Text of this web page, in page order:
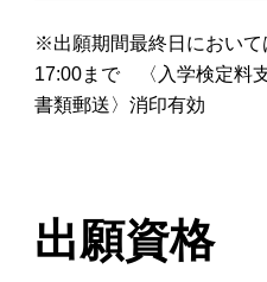
※出願期間最終日において
17:00まで 〈入学検定料
書類郵送〉消印有効
出願資格